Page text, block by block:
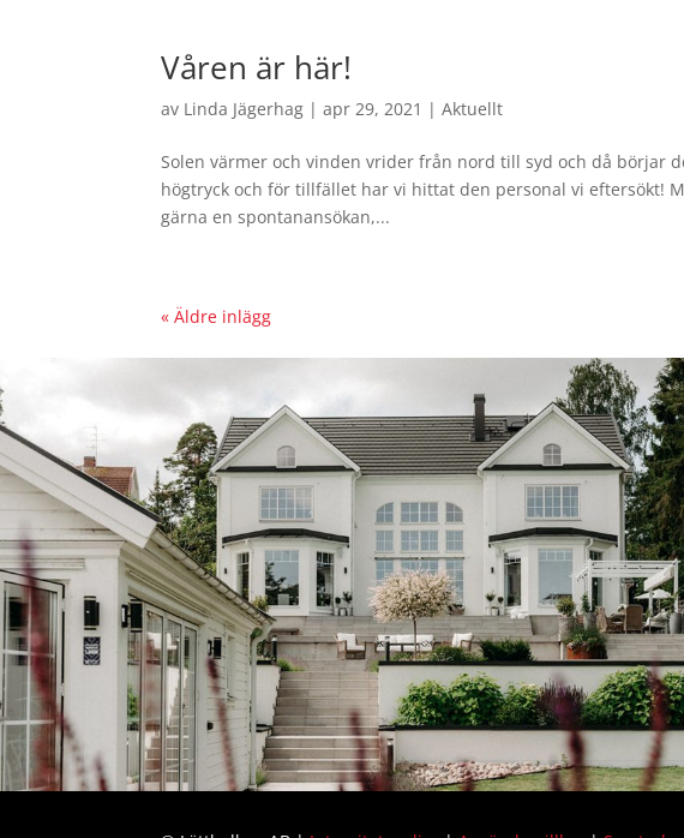
Våren är här!
av Linda Jägerhag |apr 29, 2021 |Aktuellt
Solen värmer och vinden vrider från nord till syd och då börjar
högtryck och för tillfället har vi hittat den personal vi eftersökt!
gärna en spontanansökan,...
« Äldre inlägg